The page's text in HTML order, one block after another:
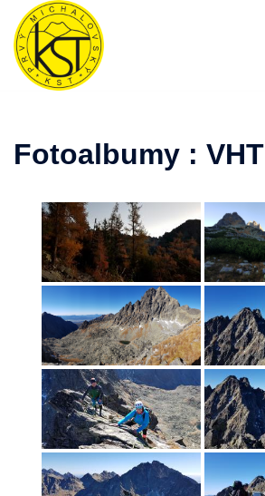
Preskočiť
obsah
Fotoalbumy : VHT